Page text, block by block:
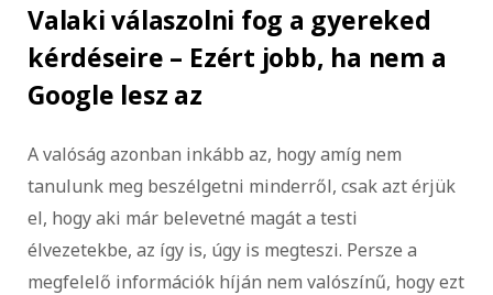
Valaki válaszolni fog a gyereked
kérdéseire – Ezért jobb, ha nem a
Google lesz az
A valóság azonban inkább az, hogy amíg nem
tanulunk meg beszélgetni minderről, csak azt érjük
el, hogy aki már belevetné magát a testi
élvezetekbe, az így is, úgy is megteszi. Persze a
megfelelő információk híján nem valószínű, hogy ezt